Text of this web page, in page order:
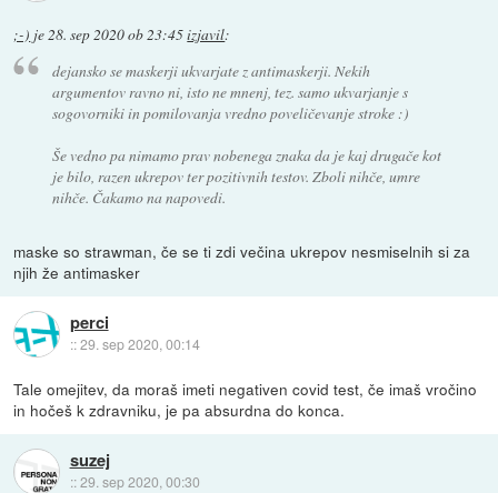
;-) je 28. sep 2020 ob 23:45izjavil:
dejansko se maskerji ukvarjate z antimaskerji. Nekih
argumentov ravno ni, isto ne mnenj, tez. samo ukvarjanje s
sogovorniki in pomilovanja vredno poveličevanje stroke :)
Še vedno pa nimamo prav nobenega znaka da je kaj drugače kot
je bilo, razen ukrepov ter pozitivnih testov. Zboli nihče, umre
nihče. Čakamo na napovedi.
maske so strawman, če se ti zdi večina ukrepov nesmiselnih si za
njih že antimasker
perci
::29. sep 2020, 00:14
Tale omejitev, da moraš imeti negativen covid test, če imaš vročino
in hočeš k zdravniku, je pa absurdna do konca.
suzej
::29. sep 2020, 00:30